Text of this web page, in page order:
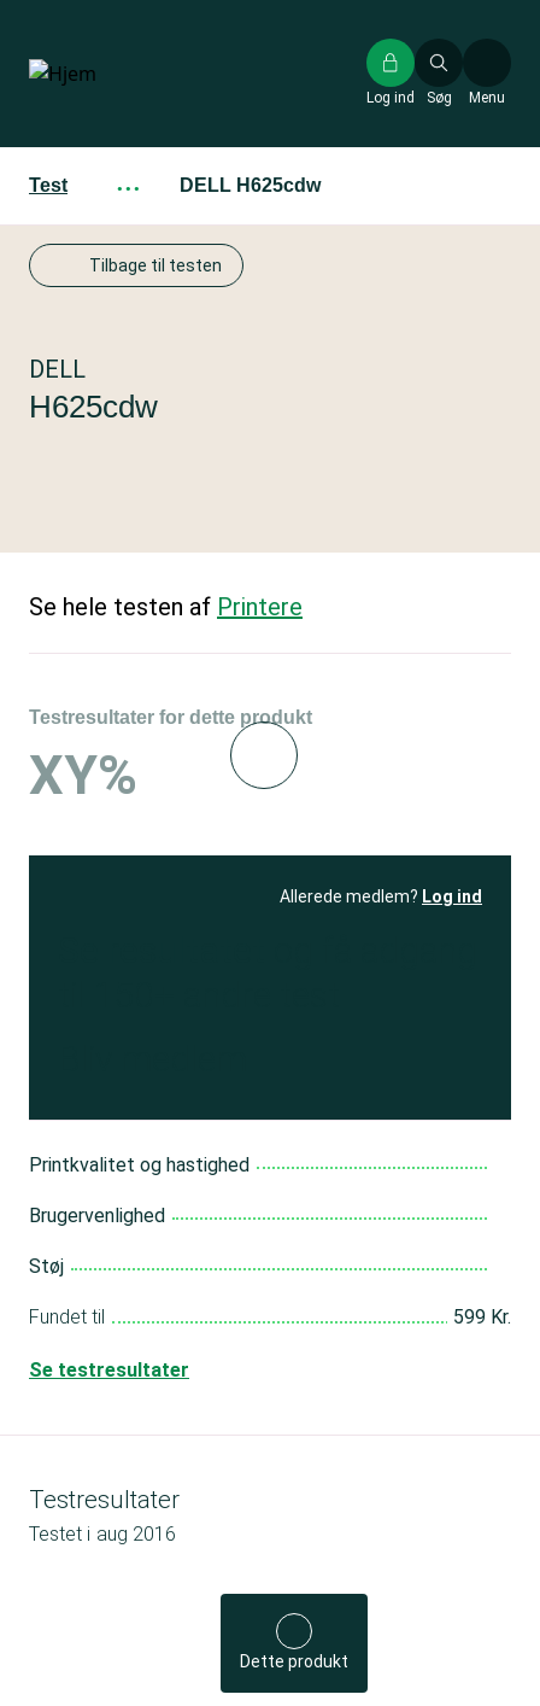
hovedindhold
Søg
Log ind Menu
Test ··· DELL H625cdw
Tilbage til testen
DELL
H625cdw
Se hele testen af Printere
Testresultater for dette produkt
XY%
Allerede medlem? Log ind
Printkvalitet og hastighed
Brugervenlighed
Støj
Fundet til 599 Kr.
Se testresultater
Testresultater
Testet i aug 2016
Dette produkt